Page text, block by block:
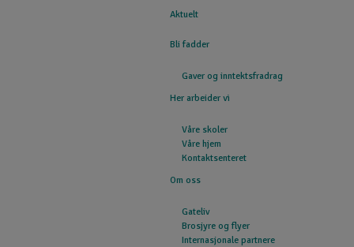
Aktuelt
Bli fadder
Gaver og inntektsfradrag
Her arbeider vi
Våre skoler
Våre hjem
Kontaktsenteret
Om oss
Gateliv
Brosjyre og flyer
Internasjonale partnere